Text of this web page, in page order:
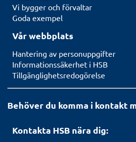
Vi bygger och förvaltar
Goda exempel
Vår webbplats
Hantering av personuppgifter
Informationssäkerhet i HSB
Tillgänglighetsredogörelse
Behöver du komma i kontakt
Kontakta HSB nära dig: